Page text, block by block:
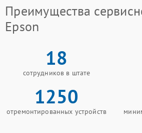
Преимущества
Epson
18
сотрудников в штате
1250
отремонтированных устройств